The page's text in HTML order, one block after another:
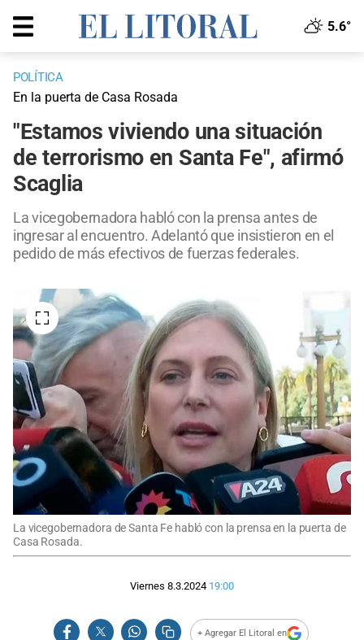
5.6°
POLÍTICA
En la puerta de Casa Rosada
"Estamos viviendo una situación
de terrorismo en Santa Fe", afirmó
Scaglia
La vicegobernadora habló con la prensa antes de
ingresar al encuentro. Adelantó que insistieron en el
pedido de más efectivos de fuerzas federales.
La vicegobernadora de Santa Fe habló con la prensa en la puerta de
Casa Rosada.
Viernes 8.3.2024 19:00
+ Agregar El Litoral en